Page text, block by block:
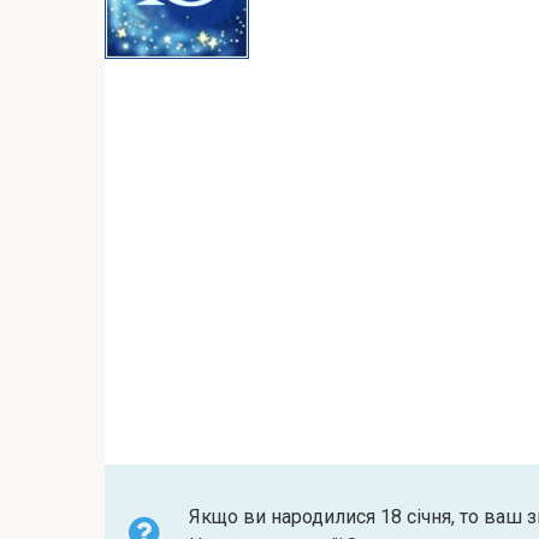
Якщо ви народилися 18 січня, то ваш